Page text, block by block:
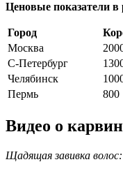
Ценовые показатели
Город
Москва
С-Петербург
Челябинск
Пермь
800
Видео о
Щадящая завивка волос: